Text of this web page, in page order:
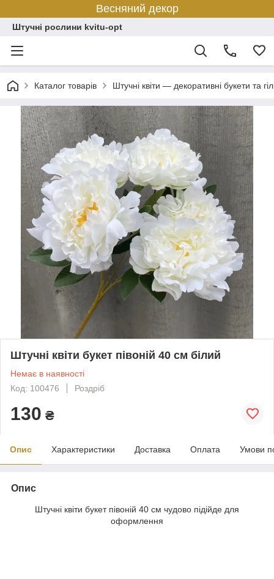
Весняний декор
Штучні рослини kvitu-opt
Каталог товарів Штучні квіти — декоративні букети та
Штучні квіти букет півоній 40 см білий
Немає в наявності
Код: 100476
Роздріб
130 ₴
Опис Характеристики Доставка Оплата Умови
Опис
Штучні квіти букет півоній 40 см чудово підійде для
оформлення